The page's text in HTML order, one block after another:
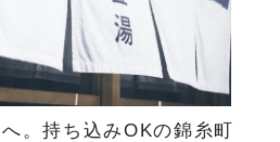
。持ち込みOKの錦糸町